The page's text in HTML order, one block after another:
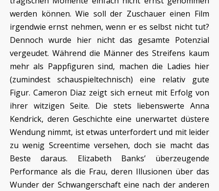
werden können. Wie soll der Zuschauer einen Film
irgendwie ernst nehmen, wenn er es selbst nicht tut?
Dennoch wurde hier nicht das gesamte Potenzial
vergeudet. Während die Männer des Streifens kaum
mehr als Pappfiguren sind, machen die Ladies hier
(zumindest schauspieltechnisch) eine relativ gute
Figur. Cameron Diaz zeigt sich erneut mit Erfolg von
ihrer witzigen Seite. Die stets liebenswerte Anna
Kendrick, deren Geschichte eine unerwartet düstere
Wendung nimmt, ist etwas unterfordert und mit leider
zu wenig Screentime versehen, doch sie macht das
Beste daraus. Elizabeth Banks’ überzeugende
Performance als die Frau, deren Illusionen über das
Wunder der Schwangerschaft eine nach der anderen